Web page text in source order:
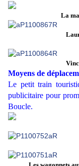
La
Moyens de
Le petit train
publicitaire pour
Boucle.